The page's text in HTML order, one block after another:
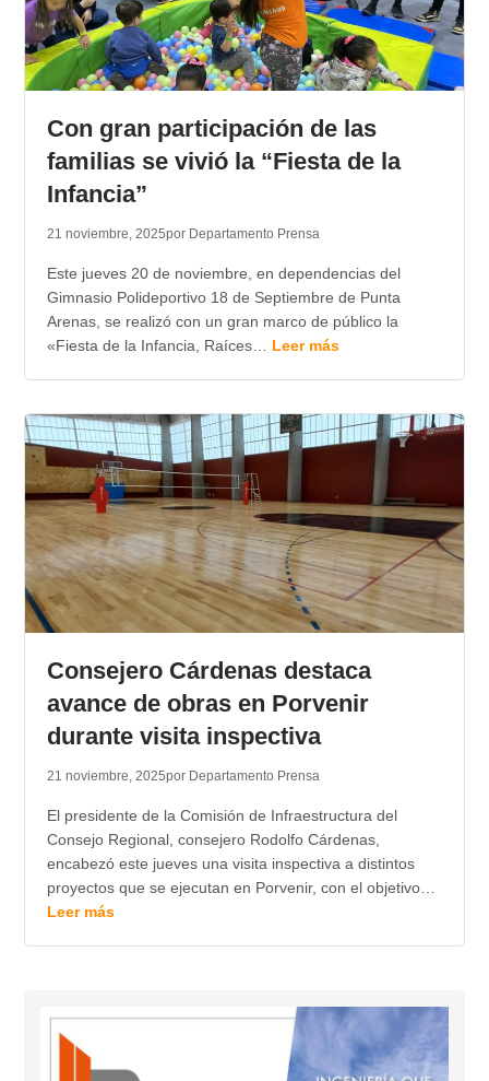
Con gran participación de las
familias se vivió la “Fiesta de la
Infancia”
21 noviembre, 2025por Departamento Prensa
Este jueves 20 de noviembre, en dependencias del
Gimnasio Polideportivo 18 de Septiembre de Punta
Arenas, se realizó con un gran marco de público la
«Fiesta de la Infancia, Raíces… Leer más
Consejero Cárdenas destaca
avance de obras en Porvenir
durante visita inspectiva
21 noviembre, 2025por Departamento Prensa
El presidente de la Comisión de Infraestructura del
Consejo Regional, consejero Rodolfo Cárdenas,
encabezó este jueves una visita inspectiva a distintos
proyectos que se ejecutan en Porvenir, con el objetivo…
Leer más